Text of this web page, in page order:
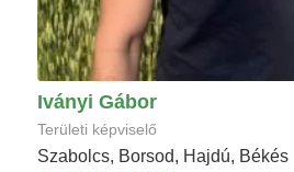
Iványi Gábor
Területi képviselő
Szabolcs, Borsod, Hajdú, Békés